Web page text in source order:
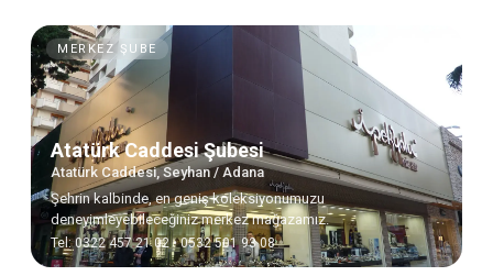
MERKEZ ŞUBE
Atatürk Caddesi Şubesi
Atatürk Caddesi, Seyhan / Adana
Şehrin kalbinde, en geniş koleksiyonumuzu
deneyimleyebileceğiniz merkez mağazamız.
Tel: 0322 457 21 02 • 0532 501 93 08